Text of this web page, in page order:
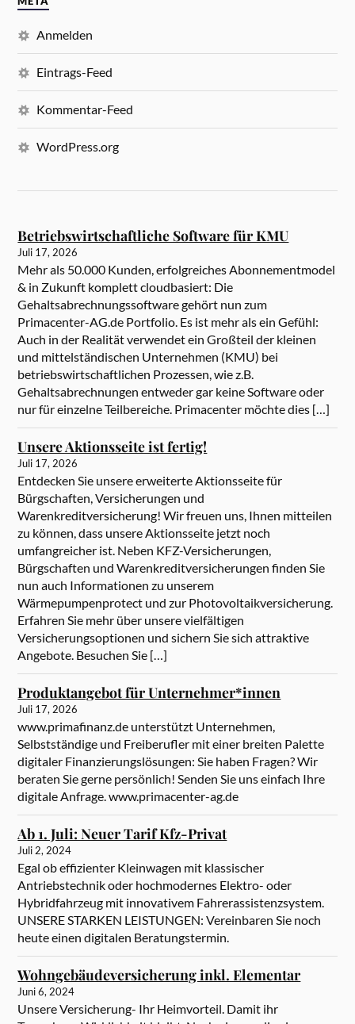
Anmelden
Eintrags-Feed
Kommentar-Feed
WordPress.org
Betriebswirtschaftliche Software für KMU
Juli 17, 2026
Mehr als 50.000 Kunden, erfolgreiches Abonnementmodel
& in Zukunft komplett cloudbasiert: Die
Gehaltsabrechnungssoftware gehört nun zum
Primacenter-AG.de Portfolio. Es ist mehr als ein Gefühl:
Auch in der Realität verwendet ein Großteil der kleinen
und mittelständischen Unternehmen (KMU) bei
betriebswirtschaftlichen Prozessen, wie z.B.
Gehaltsabrechnungen entweder gar keine Software oder
nur für einzelne Teilbereiche. Primacenter möchte dies […]
Unsere Aktionsseite ist fertig!
Juli 17, 2026
Entdecken Sie unsere erweiterte Aktionsseite für
Bürgschaften, Versicherungen und
Warenkreditversicherung! Wir freuen uns, Ihnen mitteilen
zu können, dass unsere Aktionsseite jetzt noch
umfangreicher ist. Neben KFZ-Versicherungen,
Bürgschaften und Warenkreditversicherungen finden Sie
nun auch Informationen zu unserem
Wärmepumpenprotect und zur Photovoltaikversicherung.
Erfahren Sie mehr über unsere vielfältigen
Versicherungsoptionen und sichern Sie sich attraktive
Angebote. Besuchen Sie […]
Produktangebot für Unternehmer*innen
Juli 17, 2026
www.primafinanz.de unterstützt Unternehmen,
Selbstständige und Freiberufler mit einer breiten Palette
digitaler Finanzierungslösungen: Sie haben Fragen? Wir
beraten Sie gerne persönlich! Senden Sie uns einfach Ihre
digitale Anfrage. www.primacenter-ag.de
Ab 1. Juli: Neuer Tarif Kfz-Privat
Juli 2, 2024
Egal ob effizienter Kleinwagen mit klassischer
Antriebstechnik oder hochmodernes Elektro- oder
Hybridfahrzeug mit innovativem Fahrerassistenzsystem.
UNSERE STARKEN LEISTUNGEN: Vereinbaren Sie noch
heute einen digitalen Beratungstermin.
Wohngebäudeversicherung inkl. Elementar
Juni 6, 2024
Unsere Versicherung- Ihr Heimvorteil. Damit ihr